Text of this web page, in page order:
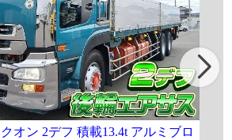
オン 2デフ 積載13.4t アルミブロ